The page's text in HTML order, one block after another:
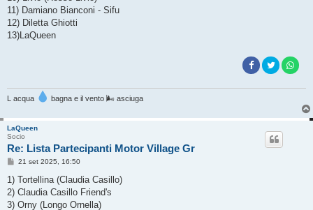
11) Damiano Bianconi - Sifu
12) Diletta Ghiotti
13)LaQueen
L acqua bagna e il vento 🌬 asciuga
LaQueen
Socio
Re: Lista Partecipanti Motor Village Gr
M
s
a
g
21 set 2025, 16:50
1) Tortellina (Claudia Casillo)
2) Claudia Casillo Friend's
3) Orny (Longo Ornella)